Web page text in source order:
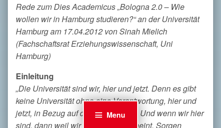
Menu
Rede zum Dies Academicus „Bologna 2.0 – Wie
wollen wir in Hamburg studieren?“ an der Universität
Hamburg am 17.04.2012 von Sinah Mielich
(Fachschaftsrat Erziehungswissenschaft, Uni
Hamburg)
Einleitung
„Die Universität sind wir, hier und jetzt. Denn es gibt
keine Universität ohne eine Verantwortung, hier und
jetzt, in Bezug auf das, was kommt. Und wenn wir hier
sind, dann weil wir uns, wie mir scheint, Sorgen